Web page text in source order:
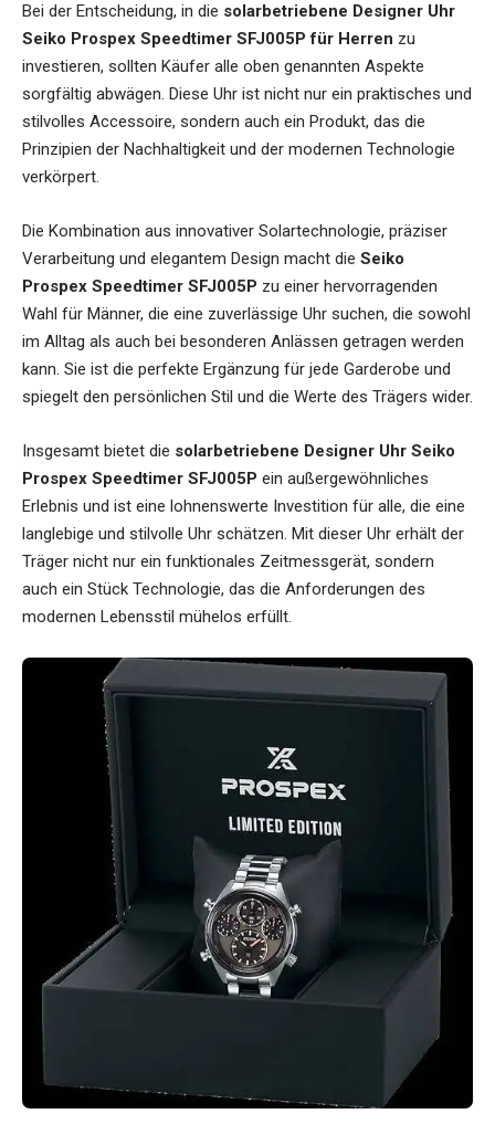
Bei der Entscheidung, in die solarbetriebene Designer Uhr
Seiko Prospex Speedtimer SFJ005P für Herren zu
investieren, sollten Käufer alle oben genannten Aspekte
sorgfältig abwägen. Diese Uhr ist nicht nur ein praktisches und
stilvolles Accessoire, sondern auch ein Produkt, das die
Prinzipien der Nachhaltigkeit und der modernen Technologie
verkörpert.
Die Kombination aus innovativer Solartechnologie, präziser
Verarbeitung und elegantem Design macht die Seiko
Prospex Speedtimer SFJ005P zu einer hervorragenden
Wahl für Männer, die eine zuverlässige Uhr suchen, die sowohl
im Alltag als auch bei besonderen Anlässen getragen werden
kann. Sie ist die perfekte Ergänzung für jede Garderobe und
spiegelt den persönlichen Stil und die Werte des Trägers wider.
Insgesamt bietet die solarbetriebene Designer Uhr Seiko
Prospex Speedtimer SFJ005P ein außergewöhnliches
Erlebnis und ist eine lohnenswerte Investition für alle, die eine
langlebige und stilvolle Uhr schätzen. Mit dieser Uhr erhält der
Träger nicht nur ein funktionales Zeitmessgerät, sondern
auch ein Stück Technologie, das die Anforderungen des
modernen Lebensstil mühelos erfüllt.